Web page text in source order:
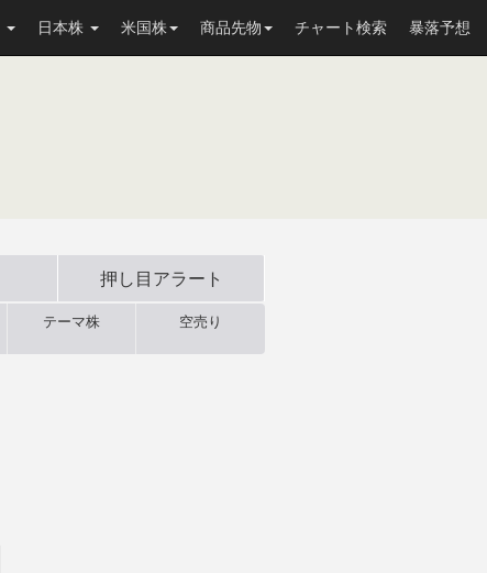
日本株 米国株 商品先物 チャート検索 暴落予想
押し目 アラート
テーマ株 空売り